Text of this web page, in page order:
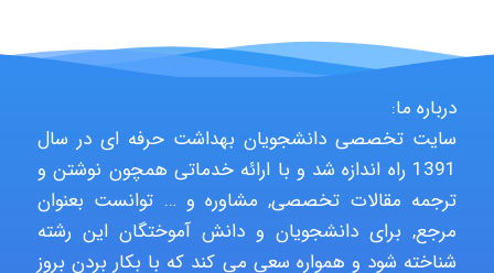
malekf
درباره ما:
سایت تخصصی دانشجویان بهداشت حرفه ای در سال
1391 راه اندازه شد و با ارائه خدماتی همچون نوشتن و
ترجمه مقالات تخصصی, مشاوره و … توانست بعنوان
مرجع, برای دانشجویان و دانش آموختگان این رشته
شناخته شود و همواره سعی می کند که با بکار بردن بروز